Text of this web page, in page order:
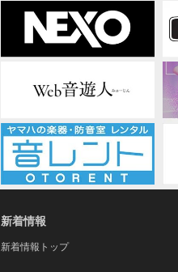
新着情報
新着情報トップ